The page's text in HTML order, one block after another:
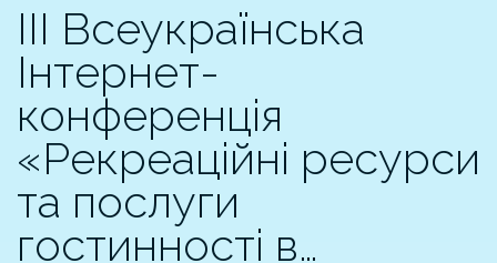
ІІІ Всеукраїнська
Інтернет-
конференція
«Рекреаційні ресурси
та послуги
гостинності в…